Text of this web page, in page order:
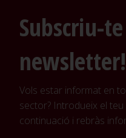
Subscriu-
newsletter!
Vols estar informat en
sector? Introdueix el
continuació i rebràs